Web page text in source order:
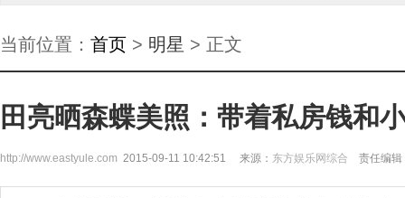
当前位置： 首页 > 明星 > 正文
田亮晒森蝶美照：带着私房钱和
http://www.eastyule.com 2015-09-11 10:42:51 来源： 东方娱乐网综合 责任编辑